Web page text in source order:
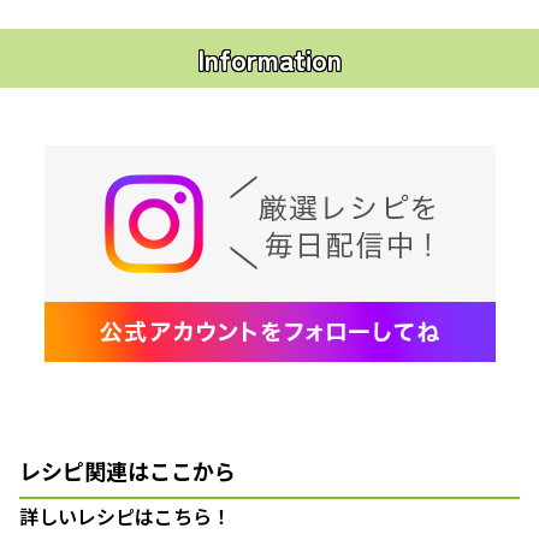
Information
レシピ関連はここから
詳しいレシピはこちら！